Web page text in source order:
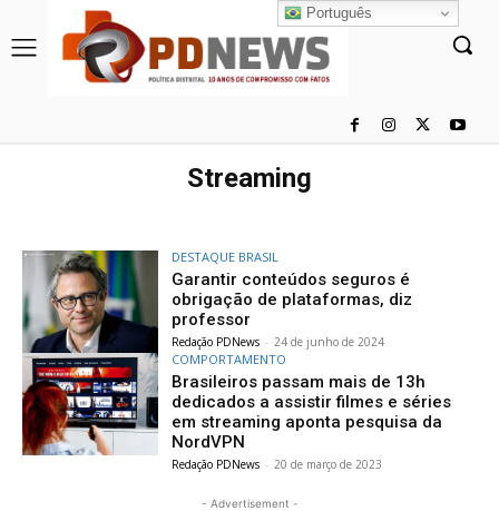
Streaming
DESTAQUE BRASIL
Garantir conteúdos seguros é
obrigação de plataformas, diz
professor
Redação PDNews - 24 de junho de 2024
COMPORTAMENTO
Brasileiros passam mais de 13h
dedicados a assistir filmes e séries
em streaming aponta pesquisa da
NordVPN
Redação PDNews - 20 de março de 2023
- Advertisement -
Português